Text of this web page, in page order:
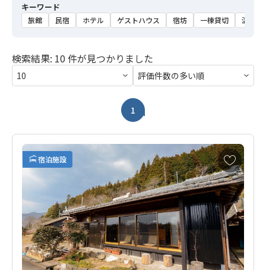
キーワード
旅館 民宿 ホテル ゲストハウス 宿坊 一棟貸切 温泉
検索結果: 10 件が見つかりました
1
宿泊施設
お
気
に
入
り
に
追
加